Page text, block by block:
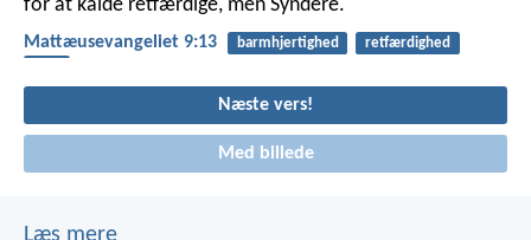
for at kalde retfærdige, men Syndere.
Mattæusevangeliet 9:13 barmhjertighed
retfærdighed
Næste vers!
Med billede